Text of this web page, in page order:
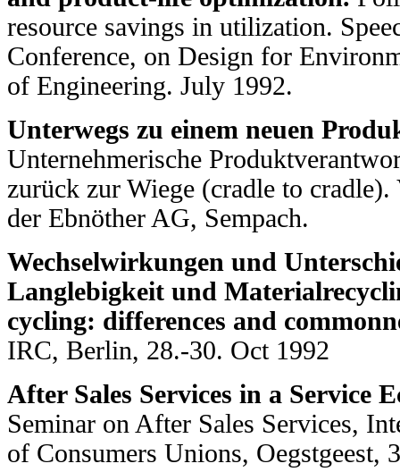
resource savings in utilization.
Conference, on Design for
of Engineering. July 1992.
Unterwegs zu einem neuen
Unternehmerische
zurück zur Wiege (cradle to
der Ebnöther AG, Sempach.
Wechselwirkungen und
Langlebigkeit und
cycling: differences and
IRC, Berlin, 28.-30. Oct 1992
After Sales Services in a Service
Seminar on After Sales Services,
of Consumers Unions, Oegstgeest,